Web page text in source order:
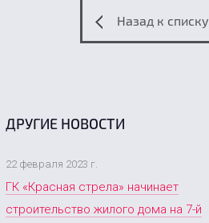
Назад к списку
ДРУГИЕ НОВОСТИ
22 февраля 2023 г.
ГК «Красная стрела» начинает
строительство жилого дома на 7-й